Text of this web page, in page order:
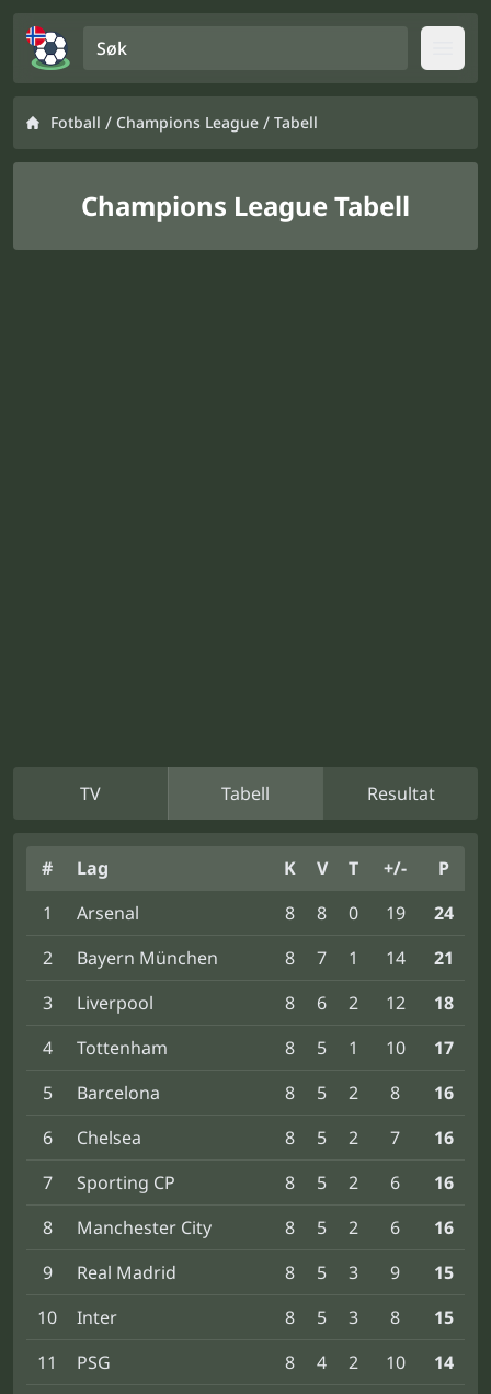
Fotball / Champions League / Tabell
Champions League Tabell
TV Tabell Resultat
# Lag K V T +/-
P
1
Arsenal 8 8 0 19
24
2
Bayern München 8 7 1 14
21
3
Liverpool 8 6 2 12
18
4
Tottenham 8 5 1 10
17
5
Barcelona 8 5 2 8
16
6
Chelsea 8 5 2 7
16
7
Sporting CP 8 5 2 6
16
8
Manchester City 8 5 2 6
16
9
Real Madrid 8 5 3 9
15
10
Inter 8 5 3 8
15
11
PSG 8 4 2 10
14